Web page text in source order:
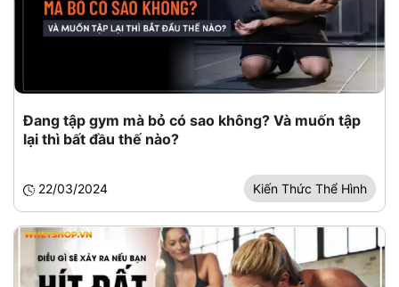
Đang tập gym mà bỏ có sao không? Và muốn tập
lại thì bất đầu thế nào?
22/03/2024 Kiến Thức Thể Hình